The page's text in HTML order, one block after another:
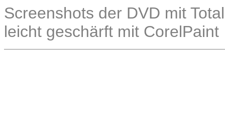
Screenshots der DVD mit
leicht geschärft mit CorelPaint